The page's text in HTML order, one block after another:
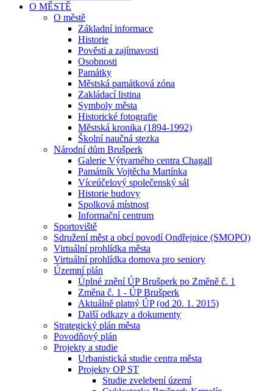
O MĚSTĚ
O městě
Základní informace
Historie
Pověsti a zajímavosti
Osobnosti
Památky
Městská památková zóna
Zakládací listina
Symboly města
Historické fotografie
Městská kronika (1894-1992)
Školní naučná stezka
Národní dům Brušperk
Galerie Výtvarného centra Chagall
Památník Vojtěcha Martínka
Víceúčelový společenský sál
Historie budovy
Spolková místnost
Informační centrum
Sportoviště
Sdružení měst a obcí povodí Ondřejnice (SMOPO)
Virtuální prohlídka města
Virtuální prohlídka domova pro seniory
Územní plán
Úplné znění ÚP Brušperk po Změně č. 1
Změna č. 1 - ÚP Brušperk
Aktuálně platný ÚP (od 20. 1. 2015)
Další odkazy a dokumenty
Strategický plán města
Povodňový plán
Projekty a studie
Urbanistická studie centra města
Projekty OP ST
Studie zvelebení území